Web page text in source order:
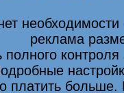
реклама
полного
платить больше.